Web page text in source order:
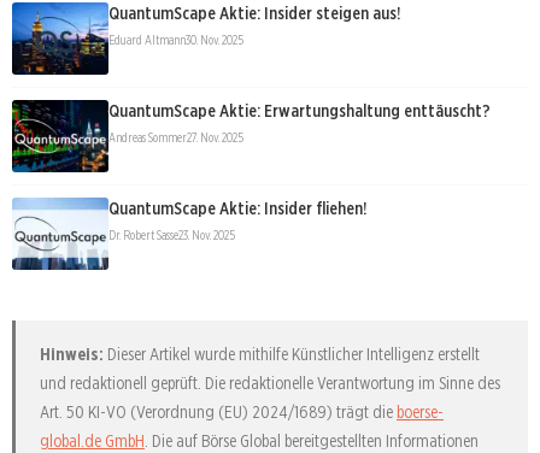
QuantumScape Aktie: Insider steigen aus!
Eduard Altmann30. Nov. 2025
QuantumScape Aktie: Erwartungshaltung enttäuscht?
Andreas Sommer27. Nov. 2025
QuantumScape Aktie: Insider fliehen!
Dr. Robert Sasse23. Nov. 2025
Hinweis: Dieser Artikel wurde mithilfe Künstlicher Intelligenz erstellt
und redaktionell geprüft. Die redaktionelle Verantwortung im Sinne des
Art. 50 KI-VO (Verordnung (EU) 2024/1689) trägt die boerse-
global.de GmbH . Die auf Börse Global bereitgestellten Informationen